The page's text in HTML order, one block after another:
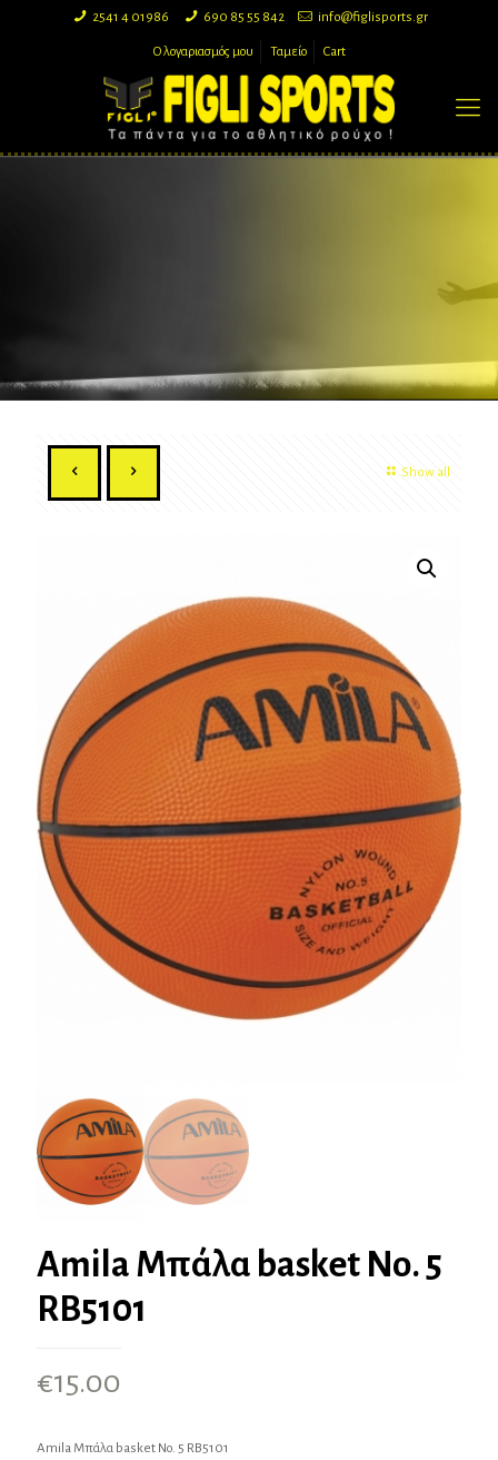
2541 4 01986 690 85 55 842 info@figlisports.gr
Ο λογαριασμός μου Ταμείο Cart
Show all
Amila Μπάλα basket Νο. 5
RB5101
€15.00
Amila Μπάλα basket Νο. 5 RB5101